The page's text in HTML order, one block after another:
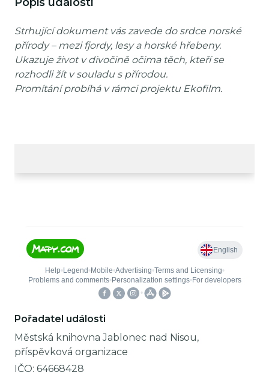
Strhující dokument vás zavede do srdce norské
přírody – mezi fjordy, lesy a horské hřebeny.
Ukazuje život v divočině očima těch, kteří se
rozhodli žít v souladu s přírodou.
Promítání probíhá v rámci projektu Ekofilm.
Pořadatel události
Městská knihovna Jablonec nad Nisou,
příspěvková organizace
IČO: 64668428